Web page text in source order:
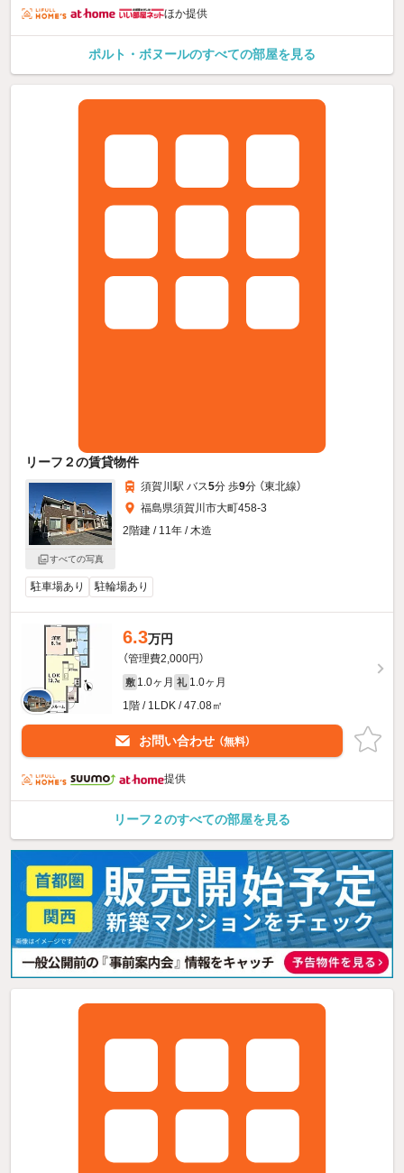
ほか提供
ポルト・ボヌールのすべての部屋を見る
リーフ２の賃貸物件
すべての写真
須賀川駅 バス5分 歩9分 （東北線）
福島県須賀川市大町458-3
2階建 / 11年 / 木造
駐車場あり 駐輪場あり
6.3万円
（管理費2,000円）
敷 1.0ヶ月 礼 1.0ヶ月
1階 / 1LDK / 47.08㎡
お問い合わせ （無料）
提供
リーフ２のすべての部屋を見る